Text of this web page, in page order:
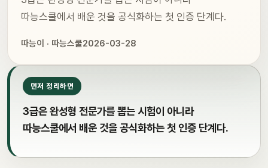
따능스쿨에서 배운 것을 공식화하는 첫 인증 단계다.
따능이 · 따능스쿨2026-03-28
먼저 정리하면
3급은 완성형 전문가를 뽑는 시험이 아니라
따능스쿨에서 배운 것을 공식화하는 첫 인증 단계다.